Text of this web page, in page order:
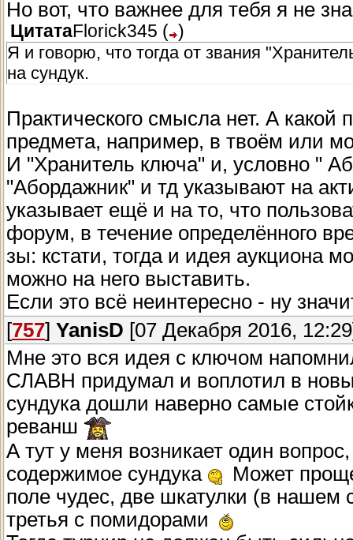
Но вот, что важнее для тебя я не
ЦитатаFlorick345 ( )
Я и говорю, что тогда от звания
на сундук.
Практического смысла нет. А
предмета, например, в твоём или
И "Хранитель ключа" и, условно "
"Абордажник" и тд указывают на
указывает ещё и на то, что
форум, в течение определённого
зы: кстати, тогда и идея аукциона
можно на него выставить.
Если это всё неинтересно - ну
[757] YanisD [07 Декабря 2016,
Мне это вся идея с ключом
СЛАВН придумал и воплотил в
сундука дошли наверно самые
реванш
А тут у меня возникает один
содержимое сундука
Может
поле чудес, две шкатулки (в нашем
третья с помидорами